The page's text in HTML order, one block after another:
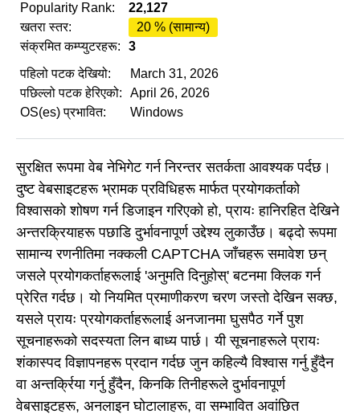
Popularity Rank:
22,127
खतरा स्तर:
20 % (सामान्य)
संक्रमित कम्प्युटरहरू:
3
पहिलो पटक देखियो:
March 31, 2026
पछिल्लो पटक हेरिएको:
April 26, 2026
OS(es) प्रभावित:
Windows
सुरक्षित रूपमा वेब नेभिगेट गर्न निरन्तर सतर्कता आवश्यक पर्दछ।
दुष्ट वेबसाइटहरू भ्रामक प्रविधिहरू मार्फत प्रयोगकर्ताको
विश्वासको शोषण गर्न डिजाइन गरिएको हो, प्रायः हानिरहित देखिने
अन्तरक्रियाहरू पछाडि दुर्भावनापूर्ण उद्देश्य लुकाउँछ। बढ्दो रूपमा
सामान्य रणनीतिमा नक्कली CAPTCHA जाँचहरू समावेश छन्
जसले प्रयोगकर्ताहरूलाई 'अनुमति दिनुहोस्' बटनमा क्लिक गर्न
प्रेरित गर्दछ। यो नियमित प्रमाणीकरण चरण जस्तो देखिन सक्छ,
यसले प्रायः प्रयोगकर्ताहरूलाई अनजानमा घुसपैठ गर्ने पुश
सूचनाहरूको सदस्यता लिन बाध्य पार्छ। यी सूचनाहरूले प्रायः
शंकास्पद विज्ञापनहरू प्रदान गर्दछ जुन कहिल्यै विश्वास गर्नु हुँदैन
वा अन्तर्क्रिया गर्नु हुँदैन, किनकि तिनीहरूले दुर्भावनापूर्ण
वेबसाइटहरू, अनलाइन घोटालाहरू, वा सम्भावित अवांछित